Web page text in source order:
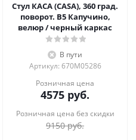
Стул КАСА (CASA), 360 град.
поворот. B5 Капучино,
велюр / черный каркас
В пути
Артикул: 670M05286
Розничная цена
4575 руб.
Розничная цена без скидки
9150руб.